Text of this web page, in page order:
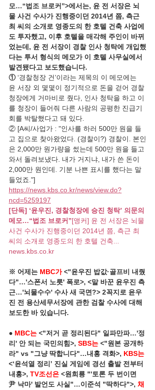
모…“법조 브로커”>에서는, 윤 전 서장은 뇌
물 사건 수사가 진행중이던 2014년 쯤, 측근
최 씨의 소개로 영종도의 한 호텔 건축 사업에
도 투자했고, 이후 호텔을 매각해 주인이 바뀌
었는데, 윤 전 서장이 경찰 인사 청탁에 개입했
다는 투서 형식의 메모가 이 호텔 사무실에서
발견됐다고 보도했습니다.
① ‘경찰청장 건’이라는 제목의 이 메모에는
윤 서장 외 몇몇이 정기적으로 돈을 걷어 경찰
청장에게 거마비로 줬다, 인사 청탁을 하고 이
를 청장이 들어줘 다른 사람의 공평한 진급기
회를 박탈했다고 돼 있다.
② [A씨/사업가 : "인사를 하러 500만 원을 들
고 집으로 찾아왔었다. (경찰이?) 경찰이. 본인
은 2,000만 원가량을 썼는데 500만 원을 들고
와서 돌려보냈다. 내가 거지냐, 내가 쓴 돈이
2,000만 원인데. 기분 나쁜 표시를 했다는 말
들었죠."]
https://news.kbs.co.kr/news/view.do?
ncd=5259197
[단독] ‘윤우진, 경찰청장에 승진 청탁’ 의문의
메모…“법조 브로커”[앵커] 윤 전 서장은 뇌물
사건 수사가 진행중이던 2014년 쯤, 측근 최
씨의 소개로 영종도의 한 호텔 건축...
news.kbs.co.kr
※ 어제는 MBC가 <"윤우진 밥값·골프비 내줬
다"…'스폰서 노릇' 폭로>, <말 바꾼 윤우진 측
근…'뇌물수수' 수사 새 국면?> 2꼭지로 윤우
진 전 용산세무서장에 관한 검찰 수사에 대해
보도한 바 있습니다.
● MBC는 <"저거 곧 정리된다" 일파만파…'정
리' 안 되는 국민의힘>, SBS는 <"원본 공개하
라" vs "그냥 딱합니다"…내홍 격화>, KBS는
<‘윤석열 정리’ 진실 게임에 경선 출발 전부터
내홍>, TV조선은 <원희룡 "'토론 두 번이면
尹 낙마' 발언도 사실"…이준석 "딱하다">, 채